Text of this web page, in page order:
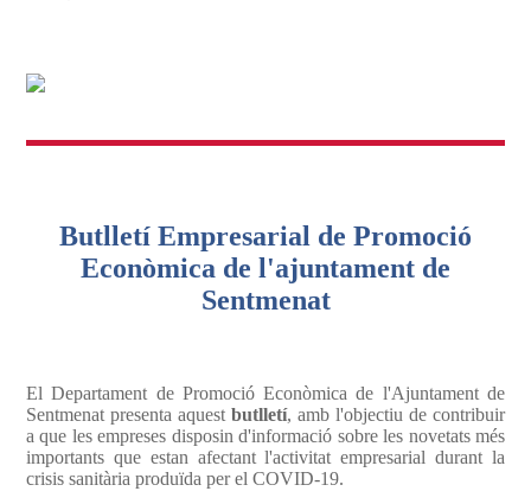
Butlletí Empresarial de Promoció
Econòmica de l'ajuntament de
Sentmenat
El Departament de Promoció Econòmica de l'Ajuntament de
Sentmenat presenta aquest butlletí, amb l'objectiu de contribuir
a que les empreses disposin d'informació sobre les novetats més
importants que estan afectant l'activitat empresarial durant la
crisis sanitària produïda per el COVID-19.